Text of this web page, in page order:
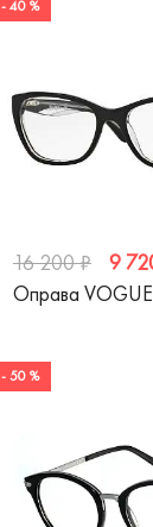
- 40 %
16 200 ₽
9
Оправа
- 50 %